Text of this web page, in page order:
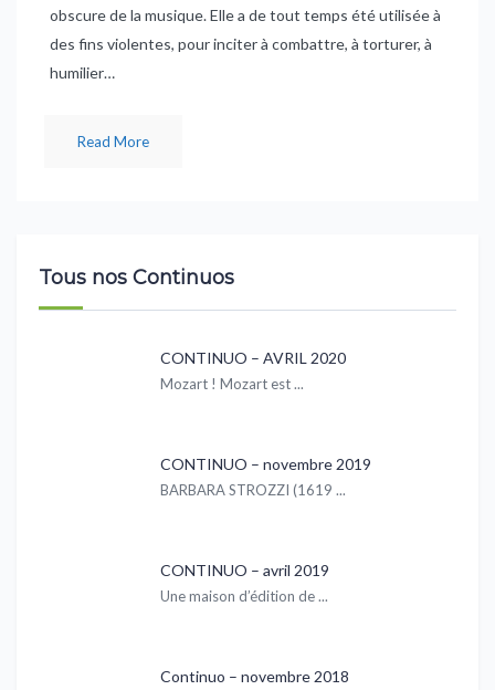
obscure de la musique. Elle a de tout temps été utilisée à
des fins violentes, pour inciter à combattre, à torturer, à
humilier…
Read More
Tous nos Continuos
CONTINUO – AVRIL 2020
Mozart ! Mozart est ...
CONTINUO – novembre 2019
BARBARA STROZZI (1619 ...
CONTINUO – avril 2019
Une maison d’édition de ...
Continuo – novembre 2018